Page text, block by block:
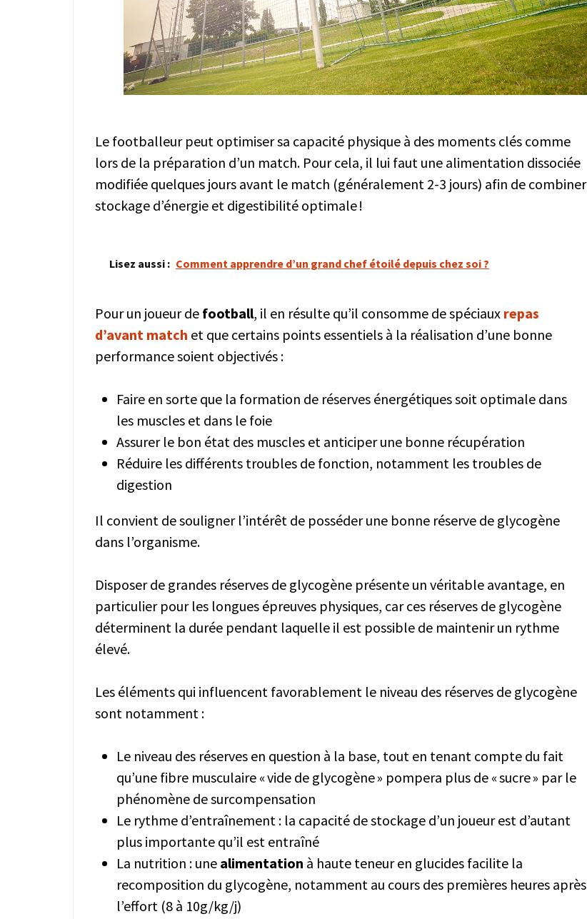
Le footballeur peut optimiser sa capacité physique à des moments clés comme
lors de la préparation d’un match. Pour cela, il lui faut une alimentation dissociée
modifiée quelques jours avant le match (généralement 2-3 jours) afin de combiner
stockage d’énergie et digestibilité optimale !
Lisez aussi : Comment apprendre d’un grand chef étoilé depuis chez soi ?
Pour un joueur de football, il en résulte qu’il consomme de spéciaux repas
d’avant match et que certains points essentiels à la réalisation d’une bonne
performance soient objectivés :
Faire en sorte que la formation de réserves énergétiques soit optimale dans
les muscles et dans le foie
Assurer le bon état des muscles et anticiper une bonne récupération
Réduire les différents troubles de fonction, notamment les troubles de
digestion
Il convient de souligner l’intérêt de posséder une bonne réserve de glycogène
dans l’organisme.
Disposer de grandes réserves de glycogène présente un véritable avantage, en
particulier pour les longues épreuves physiques, car ces réserves de glycogène
déterminent la durée pendant laquelle il est possible de maintenir un rythme
élevé.
Les éléments qui influencent favorablement le niveau des réserves de glycogène
sont notamment :
Le niveau des réserves en question à la base, tout en tenant compte du fait
qu’une fibre musculaire « vide de glycogène » pompera plus de « sucre » par le
phénomène de surcompensation
Le rythme d’entraînement : la capacité de stockage d’un joueur est d’autant
plus importante qu’il est entraîné
La nutrition : une alimentation à haute teneur en glucides facilite la
recomposition du glycogène, notamment au cours des premières heures après
l’effort (8 à 10g/kg/j)